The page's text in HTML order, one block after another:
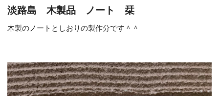
淡路島 木製品 ノート 栞
木製のノートとしおりの製作分です＾＾